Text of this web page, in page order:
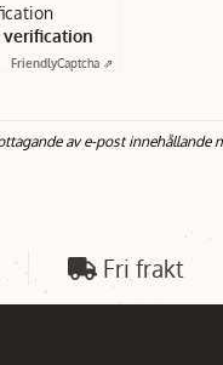
FriendlyCaptcha ⇗
av e-post innehållande
Fri frakt